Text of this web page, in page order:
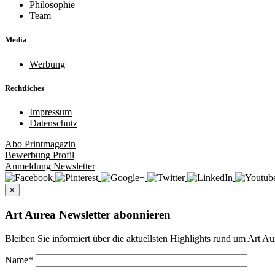
Philosophie
Team
Media
Werbung
Rechtliches
Impressum
Datenschutz
Abo Printmagazin
Bewerbung Profil
Anmeldung Newsletter
×
Art Aurea Newsletter abonnieren
Bleiben Sie informiert über die aktuellsten Highlights rund um Art
Name*